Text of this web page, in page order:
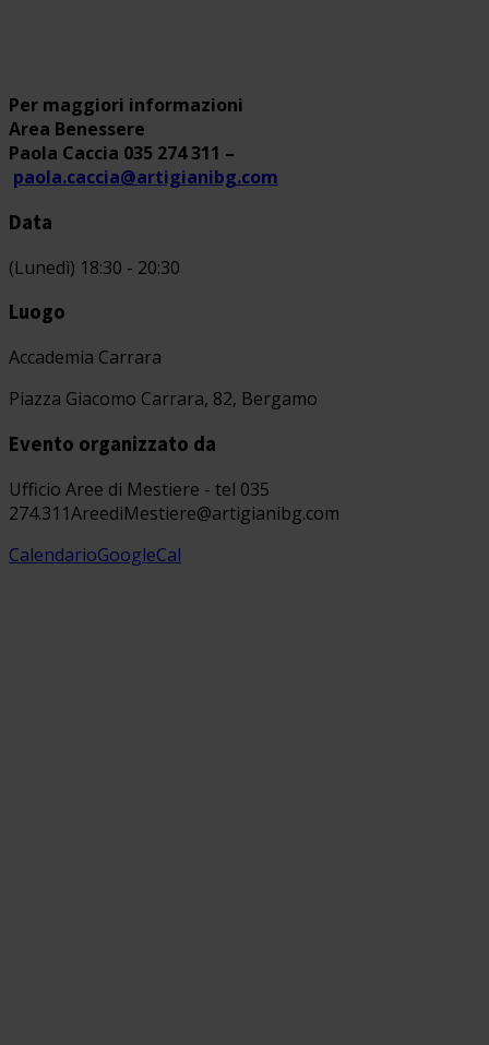
Per maggiori informazioni
Area Benessere
Paola Caccia 035 274 311 –
paola.caccia@artigianibg.com
Data
(Lunedì) 18:30 - 20:30
Luogo
Accademia Carrara
Piazza Giacomo Carrara, 82, Bergamo
Evento organizzato da
Ufficio Aree di Mestiere - tel 035
274.311AreediMestiere@artigianibg.com
CalendarioGoogleCal